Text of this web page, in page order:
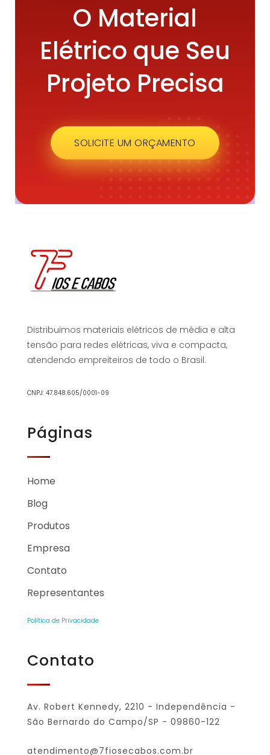
O Material
Elétrico que Seu
Projeto Precisa
SOLICITE UM ORÇAMENTO
Distribuimos materiais elétricos de média e alta
tensão para redes elétricas, viva e compacta,
atendendo empreiteiros de todo o Brasil.
CNPJ: 47.848.605/0001-09
Páginas
Home
Blog
Produtos
Empresa
Contato
Representantes
Política de Privacidade
Contato
Av. Robert Kennedy, 2210 - Independência -
São Bernardo do Campo/SP - 09860-122
atendimento@7fiosecabos.com.br